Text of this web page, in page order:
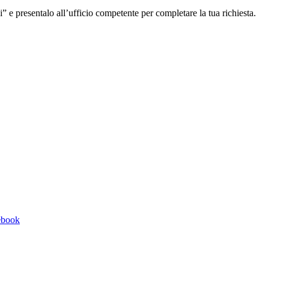
presentalo all’ufficio competente per completare la tua richiesta.